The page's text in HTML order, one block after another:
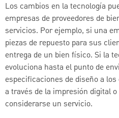
Los cambios en la tecnología
empresas de proveedores de
servicios. Por ejemplo, si una
piezas de repuesto para sus
entrega de un bien físico. Si la
evoluciona hasta el punto de
especificaciones de diseño a
a través de la impresión digital
considerarse un servicio.